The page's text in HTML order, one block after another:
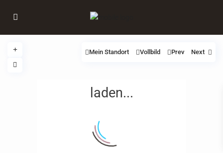
laden...
Mein Standort Vollbild Prev Next